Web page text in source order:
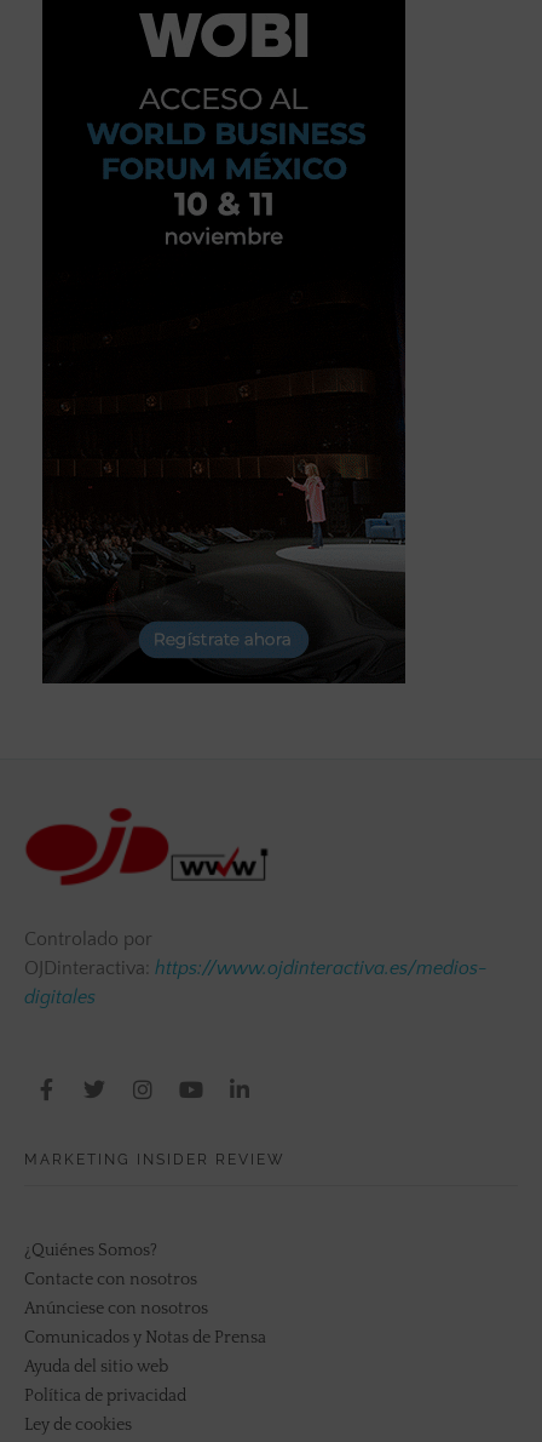
Controlado por
OJDinteractiva: https://www.ojdinteractiva.es/medios-
digitales
MARKETING INSIDER REVIEW
¿Quiénes Somos?
Contacte con nosotros
Anúnciese con nosotros
Comunicados y Notas de Prensa
Ayuda del sitio web
Política de privacidad
Ley de cookies